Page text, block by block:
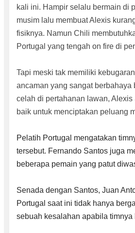
kali ini. Hampir selalu bermain di
musim lalu membuat Alexis
fisiknya. Namun Chili
Portugal yang tengah on fire di
Tapi meski tak memiliki
ancaman yang sangat
celah di pertahanan lawan,
baik untuk menciptakan peluang
Pelatih Portugal mengatakan
tersebut. Fernando Santos juga
beberapa pemain yang patut
Senada dengan Santos, Juan
Portugal saat ini tidak hanya
sebuah kesalahan apabila